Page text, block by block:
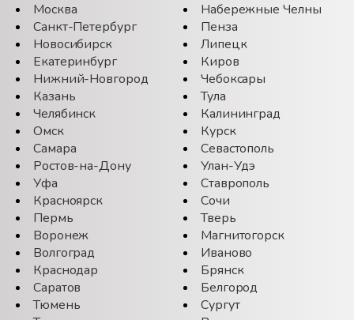
Москва
Санкт-Петербург
Новосибирск
Екатеринбург
Нижний-Новгород
Казань
Челябинск
Омск
Самара
Ростов-на-Дону
Уфа
Красноярск
Пермь
Воронеж
Волгоград
Краснодар
Саратов
Тюмень
Набережные Челны
Пенза
Липецк
Киров
Чебоксары
Тула
Калининград
Курск
Севастополь
Улан-Удэ
Ставрополь
Сочи
Тверь
Магнитогорск
Иваново
Брянск
Белгород
Сургут